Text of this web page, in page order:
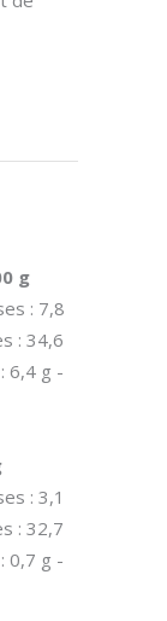
g
: 7,8
: 34,6
6,4 g -
: 3,1
: 32,7
0,7 g -